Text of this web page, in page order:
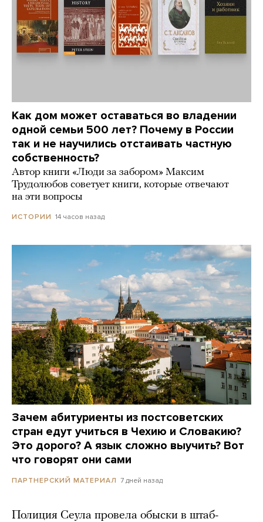
Как дом может оставаться во владении
одной семьи 500 лет? Почему в России
так и не научились отстаивать частную
собственность?
Автор книги «Люди за забором» Максим
Трудолюбов советует книги, которые отвечают
на эти вопросы
ИСТОРИИ 14 часов назад
Зачем абитуриенты из постсоветских
стран едут учиться в Чехию и Словакию?
Это дорого? А язык сложно выучить? Вот
что говорят они сами
ПАРТНЕРСКИЙ МАТЕРИАЛ 7 дней назад
Полиция Сеула провела обыски в штаб-